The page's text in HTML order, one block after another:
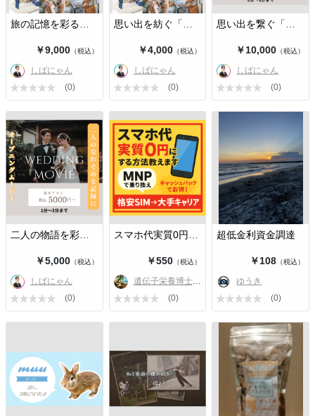
￥9,000（税込）
しばにゃん
(0)
￥4,000 （税込）
しばにゃん
(0)
￥10,000（税込）
しばにゃん
(0)
￥5,000（税込）
しばにゃん
(0)
￥550 （税込）
遺伝子栄養博士😉佐藤
(0)
超低金利資金調達
￥108（税込）
ゆうき
(0)